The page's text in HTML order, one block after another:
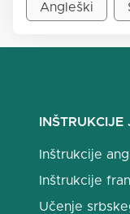
Angleški
INŠTRUKCIJE
Inštrukcije
Inštrukcije
Učenje